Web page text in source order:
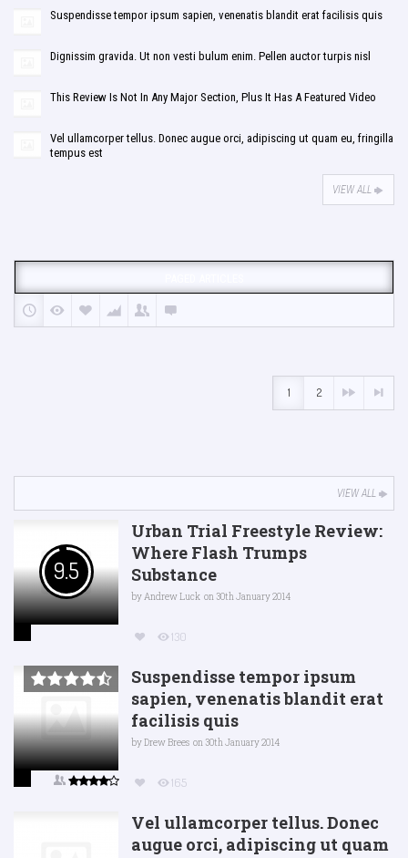
Suspendisse tempor ipsum sapien, venenatis blandit erat facilisis quis
Dignissim gravida. Ut non vesti bulum enim. Pellen auctor turpis nisl
This Review Is Not In Any Major Section, Plus It Has A Featured Video
Vel ullamcorper tellus. Donec augue orci, adipiscing ut quam eu, fringilla
tempus est
VIEW ALL
1 2
VIEW ALL
9.5
Urban Trial Freestyle Review:
Where Flash Trumps
Substance
byAndrew Luck on 30th January 2014
130
Suspendisse tempor ipsum
sapien, venenatis blandit erat
facilisis quis
byDrew Brees on 30th January 2014
165
Vel ullamcorper tellus. Donec
augue orci, adipiscing ut quam